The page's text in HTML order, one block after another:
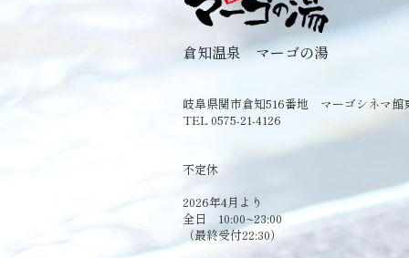
倉知温泉 マーゴの湯
岐阜県関市倉知516番地 マーゴシネマ館
TEL 0575-21-4126
​不定休
2026年4月より
全日 10:00~23:00
（最終受付22:30）